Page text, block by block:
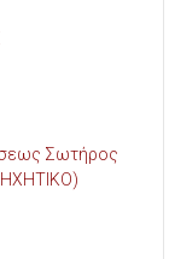
Σωτήρος